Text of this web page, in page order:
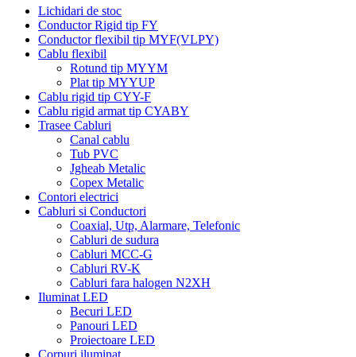
Lichidari de stoc
Conductor Rigid tip FY
Conductor flexibil tip MYF(VLPY)
Cablu flexibil
Rotund tip MYYM
Plat tip MYYUP
Cablu rigid tip CYY-F
Cablu rigid armat tip CYABY
Trasee Cabluri
Canal cablu
Tub PVC
Jgheab Metalic
Copex Metalic
Contori electrici
Cabluri si Conductori
Coaxial, Utp, Alarmare, Telefonic
Cabluri de sudura
Cabluri MCC-G
Cabluri RV-K
Cabluri fara halogen N2XH
Iluminat LED
Becuri LED
Panouri LED
Proiectoare LED